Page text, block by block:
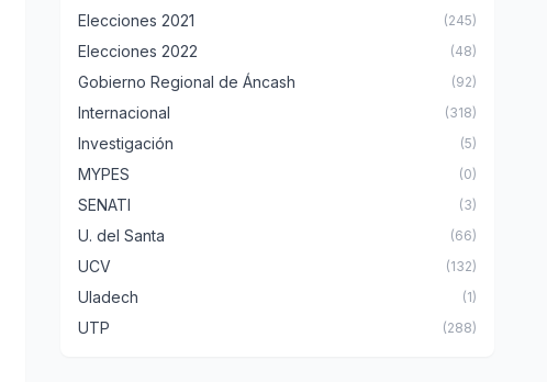
Elecciones 2021 (245)
Elecciones 2022 (48)
Gobierno Regional de Áncash (92)
Internacional (318)
Investigación (5)
MYPES (0)
SENATI (3)
U. del Santa (66)
UCV (132)
Uladech (1)
UTP (288)